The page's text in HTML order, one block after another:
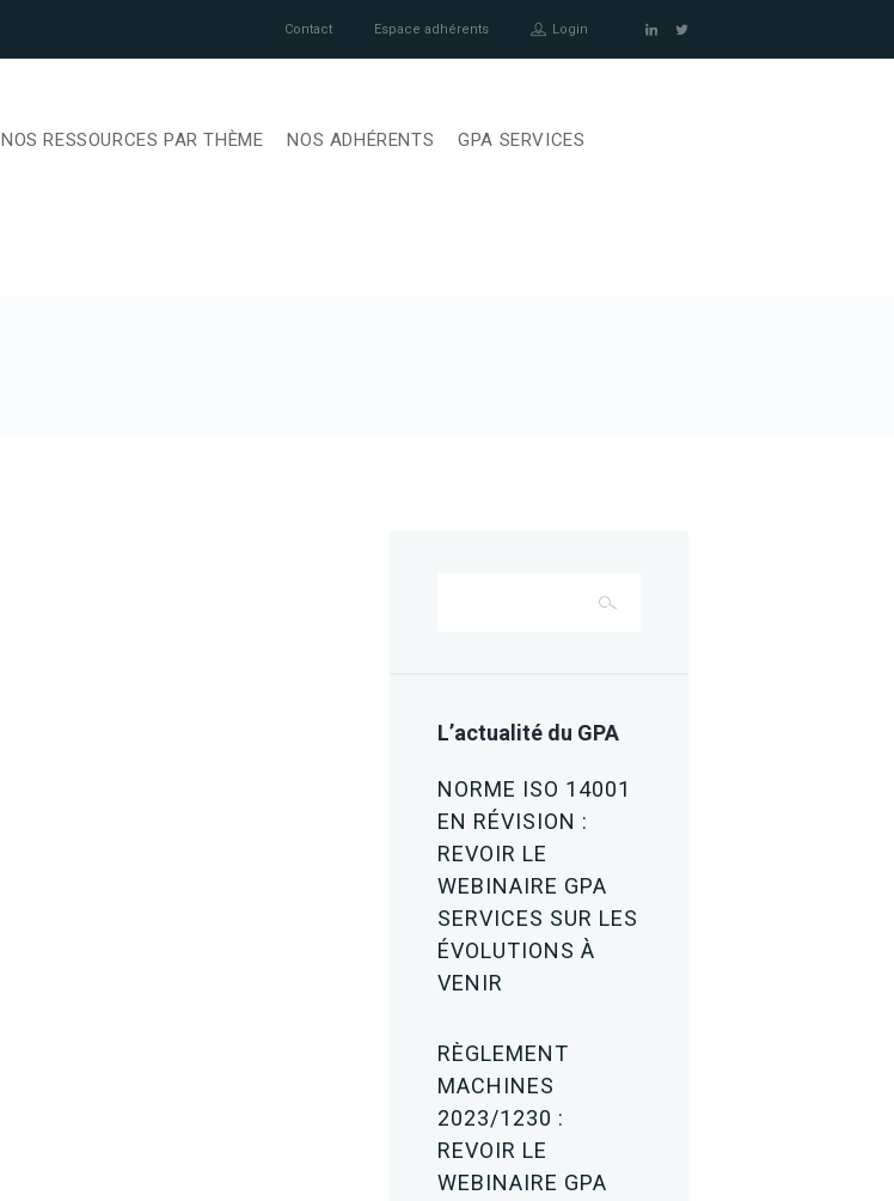
Contact Espace adhérents Login
NOS RESSOURCES PAR THÈME NOS ADHÉRENTS GPA SERVICES
L’actualité du GPA
NORME ISO 14001
EN RÉVISION :
REVOIR LE
WEBINAIRE GPA
SERVICES SUR LES
ÉVOLUTIONS À
VENIR
RÈGLEMENT
MACHINES
2023/1230 :
REVOIR LE
WEBINAIRE GPA